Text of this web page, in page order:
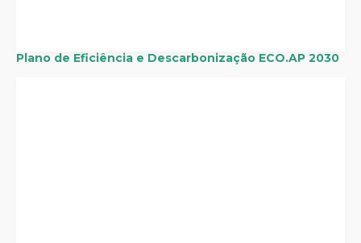
Plano de Eficiência e Descarbonização ECO.AP 2030